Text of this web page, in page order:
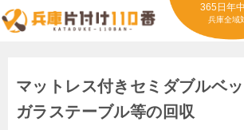
365日年
兵庫全域
マットレス付きセミダブルベッ
ガラステーブル等の回収